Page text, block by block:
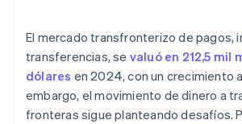
El mercado transfronterizo de pagos,
transferencias, se valuó en 212,5 mil
dólares en 2024, con un crecimiento
embargo, el movimiento de dinero a
fronteras sigue planteando desafíos.